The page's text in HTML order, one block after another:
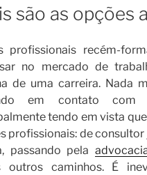
são as opções
profissionais recém-
no mercado de
de uma carreira. Nada
em contato com
tendo em vista
profissionais: de
passando pela
outros caminhos. É